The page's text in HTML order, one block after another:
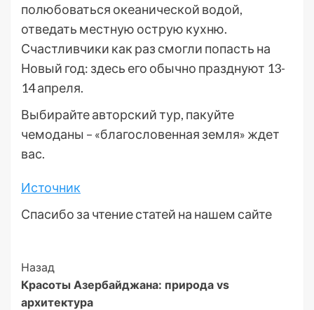
полюбоваться океанической водой,
отведать местную острую кухню.
Счастливчики как раз смогли попасть на
Новый год: здесь его обычно празднуют 13-
14 апреля.
Выбирайте авторский тур, пакуйте
чемоданы – «благословенная земля» ждет
вас.
Источник
Спасибо за чтение статей на нашем сайте
Post
Navigation
Назад
Красоты Азербайджана: природа vs
архитектура